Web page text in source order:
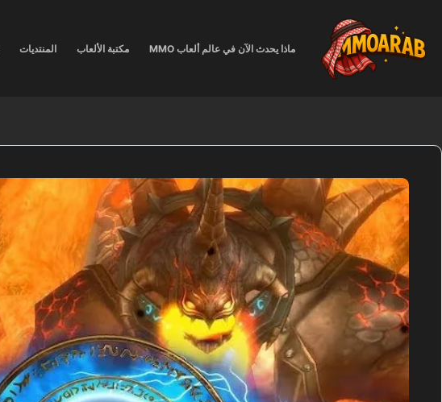
المحتوى
ماذا يحدث الآن في عالم ألعاب MMO مكتبة الألعاب المنتديات